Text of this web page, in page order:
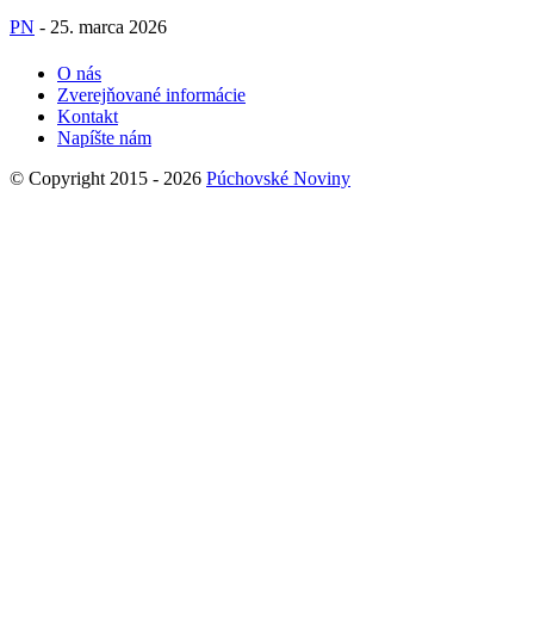
PN - 25. marca 2026
O nás
Zverejňované informácie
Kontakt
Napíšte nám
© Copyright 2015 - 2026 Púchovské Noviny